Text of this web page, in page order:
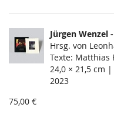
Jürgen Wenzel
Hrsg. von
Texte: Matthias
24,0 × 21,5 cm
2023
75,00 €